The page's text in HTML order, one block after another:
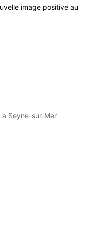
image positive au
Seyne-sur-Mer